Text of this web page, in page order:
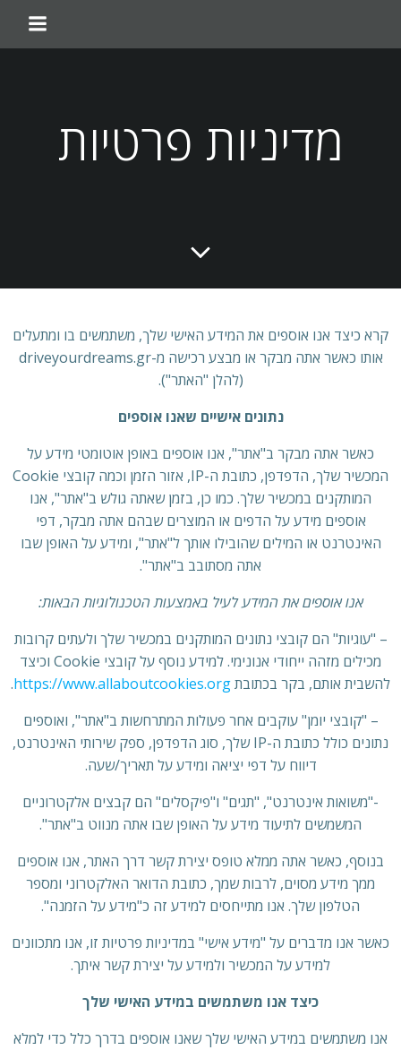
מדיניות פרטיות
קרא כיצד אנו אוספים את המידע האישי שלך, משתמשים בו ומתעלים
אותו כאשר אתה מבקר או מבצע רכישה מ-driveyourdreams.gr
(להלן "האתר").
נתונים אישיים שאנו אוספים
כאשר אתה מבקר ב"אתר", אנו אוספים באופן אוטומטי מידע על
המכשיר שלך, הדפדפן, כתובת ה-IP, אזור הזמן וכמה קובצי Cookie
המותקנים במכשיר שלך. כמו כן, בזמן שאתה גולש ב"אתר", אנו
אוספים מידע על הדפים או המוצרים שבהם אתה מבקר, דפי
האינטרנט או המילים שהובילו אותך ל"אתר", ומידע על האופן שבו
אתה מסתובב ב"אתר".
אנו אוספים את המידע לעיל באמצעות הטכנולוגיות הבאות:
– "עוגיות" הם קובצי נתונים המותקנים במכשיר שלך ולעתים קרובות
מכילים מזהה ייחודי אנונימי. למידע נוסף על קובצי Cookie וכיצד
להשבית אותם, בקר בכתובתhttps://www.allaboutcookies.org
.
– "קובצי יומן" עוקבים אחר פעולות המתרחשות ב"אתר", ואוספים
נתונים כולל כתובת ה-IP שלך, סוג הדפדפן, ספק שירותי האינטרנט,
דיווח על דפי יציאה ומידע על תאריך/שעה.
-"משואות אינטרנט", "תגים" ו"פיקסלים" הם קבצים אלקטרוניים
המשמשים לתיעוד מידע על האופן שבו אתה מנווט ב"אתר".
בנוסף, כאשר אתה ממלא טופס יצירת קשר דרך האתר, אנו אוספים
ממך מידע מסוים, לרבות שמך, כתובת הדואר האלקטרוני ומספר
הטלפון שלך. אנו מתייחסים למידע זה כ"מידע על הזמנה".
כאשר אנו מדברים על "מידע אישי" במדיניות פרטיות זו, אנו מתכוונים
למידע על המכשיר ולמידע על יצירת קשר איתך.
כיצד אנו משתמשים במידע האישי שלך
אנו משתמשים במידע האישי שלך שאנו אוספים בדרך כלל כדי למלא